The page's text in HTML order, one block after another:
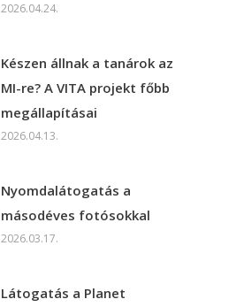
2026.04.24.
Készen állnak a tanárok az
MI-re? A VITA projekt főbb
megállapításai
2026.04.13.
Nyomdalátogatás a
másodéves fotósokkal
2026.03.17.
Látogatás a Planet